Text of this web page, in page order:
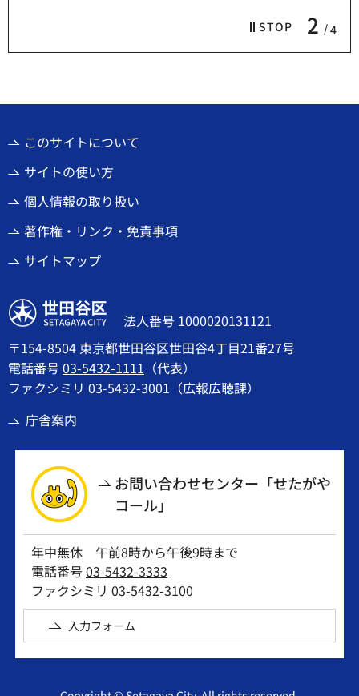
STOP 2 4
このサイトについて
サイトの使い方
個人情報の取り扱い
著作権・リンク・免責事項
サイトマップ
世田谷区
法人番号 1000020131121
〒154-8504 東京都世田谷区世田谷4丁目21番27号
電話番号03-5432-1111 （代表）
ファクシミリ 03-5432-3001（広報広聴課）
庁舎案内
お問い合わせセンター「せたがや
コール」
年中無休 午前8時から午後9時まで
電話番号03-5432-3333
ファクシミリ 03-5432-3100
入力フォーム